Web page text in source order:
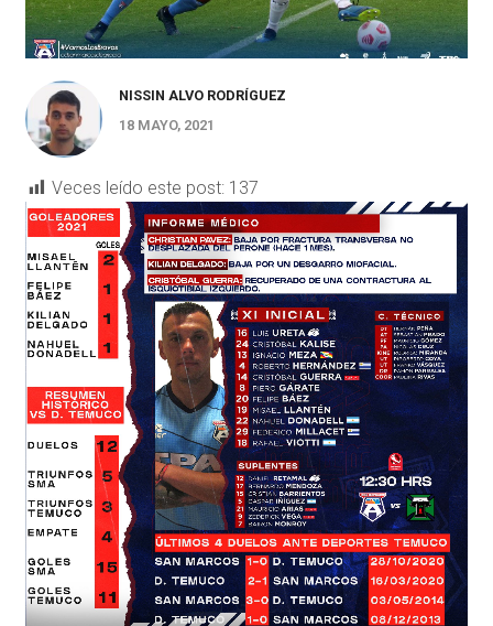
NISSIN ALVO RODRÍGUEZ
18 MAYO, 2021
Veces leído este post: 137